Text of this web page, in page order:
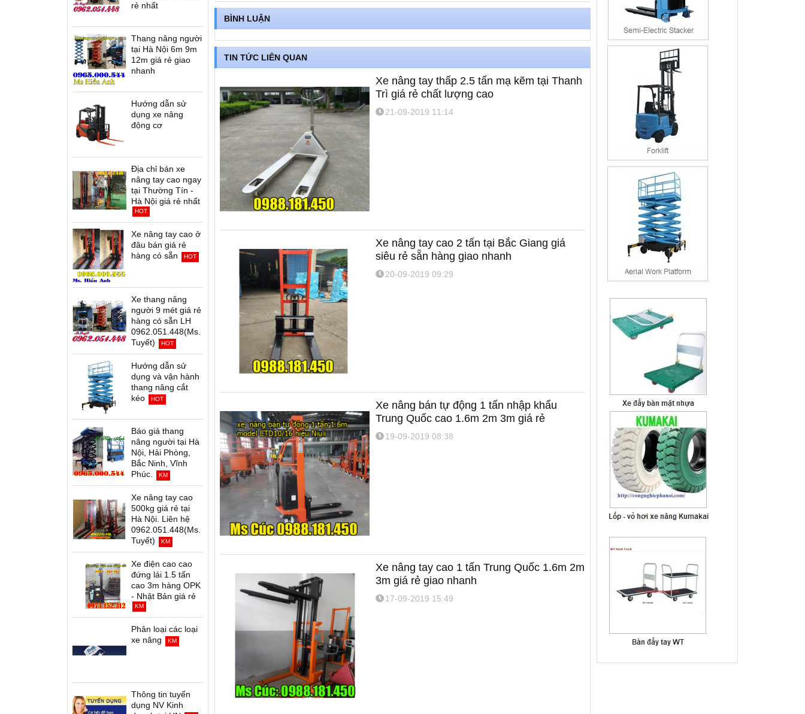
rẻ nhất
Thang nâng người
tại Hà Nội 6m 9m
12m giá rẻ giao
nhanh
Hướng dẫn sử
dụng xe nâng
động cơ
Địa chỉ bán xe
nâng tay cao ngay
tại Thường Tín -
Hà Nội giá rẻ nhất
HOT
Xe nâng tay cao ở
đâu bán giá rẻ
hàng có sẵn
HOT
Xe thang nâng
người 9 mét giá rẻ
hàng có sẵn LH
0962.051.448(Ms.
Tuyết)
HOT
Hướng dẫn sử
dụng và vận hành
thang nâng cắt
kéo
HOT
Báo giá thang
nâng người tại Hà
Nội, Hải Phòng,
Bắc Ninh, Vĩnh
Phúc.
KM
Xe nâng tay cao
500kg giá rẻ tại
Hà Nội. Liên hệ
0962.051.448(Ms.
Tuyết)
KM
Xe điện cao cao
đứng lái 1.5 tấn
cao 3m hàng OPK
- Nhật Bản giá rẻ
KM
Phân loại các loại
xe nâng
KM
Thông tin tuyển
dụng NV Kinh
BÌNH LUẬN
TIN TỨC LIÊN QUAN
Xe nâng tay thấp 2.5 tấn mạ kẽm tại Thanh
Trì giá rẻ chất lượng cao
21-09-2019 11:14
Xe nâng tay cao 2 tấn tại Bắc Giang giá
siêu rẻ sẵn hàng giao nhanh
20-09-2019 09:29
Xe nâng bán tự động 1 tấn nhập khẩu
Trung Quốc cao 1.6m 2m 3m giá rẻ
19-09-2019 08:38
Xe nâng tay cao 1 tấn Trung Quốc 1.6m 2m
3m giá rẻ giao nhanh
17-09-2019 15:49